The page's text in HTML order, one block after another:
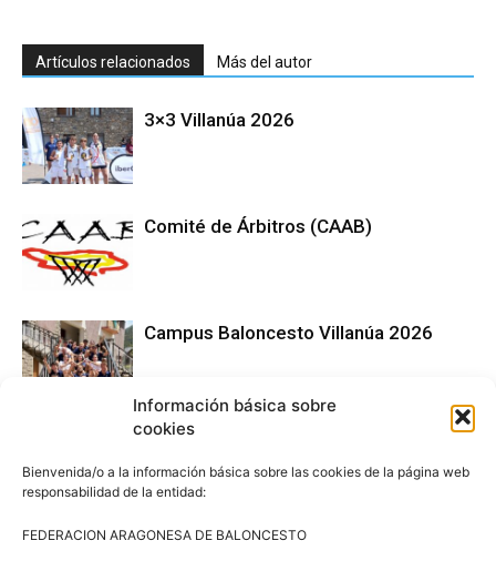
Información básica sobre
cookies
Bienvenida/o a la información básica sobre las cookies de la página web
responsabilidad de la entidad:
FEDERACION ARAGONESA DE BALONCESTO
Artículos relacionados Más del autor
3×3 Villanúa 2026
Comité de Árbitros (CAAB)
Campus Baloncesto Villanúa 2026